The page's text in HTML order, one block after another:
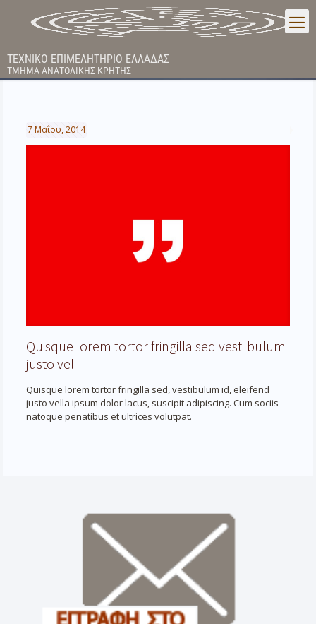
ΤΕΧΝΙΚΟ ΕΠΙΜΕΛΗΤΗΡΙΟ ΕΛΛΑΔΑΣ
ΤΜΗΜΑ ΑΝΑΤΟΛΙΚΗΣ ΚΡΗΤΗΣ
7 Μαΐου, 2014
Quisque lorem tortor fringilla sed vesti bulum
justo vel
Quisque lorem tortor fringilla sed, vestibulum id, eleifend
justo vella ipsum dolor lacus, suscipit adipiscing. Cum sociis
natoque penatibus et ultrices volutpat.